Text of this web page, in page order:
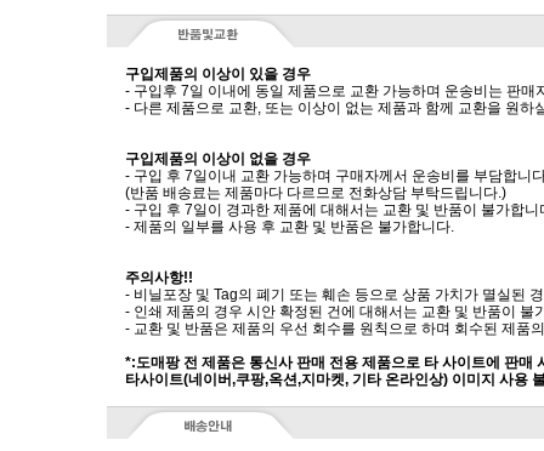
구입제품의 이상이 있을 경우
- 구입후 7일 이내에 동일 제품으로 교환 가능하며 운송비는 판매
- 다른 제품으로 교환, 또는 이상이 없는 제품과 함께 교환을 원하
구입제품의 이상이 없을 경우
- 구입 후 7일이내 교환 가능하며 구매자께서 운송비를 부담합니
(반품 배송료는 제품마다 다르므로 전화상담 부탁드립니다.)
- 구입 후 7일이 경과한 제품에 대해서는 교환 및 반품이 불가합니
- 제품의 일부를 사용 후 교환 및 반품은 불가합니다.
주의사항!!
- 비닐포장 및 Tag의 폐기 또는 훼손 등으로 상품 가치가 멸실된
- 인쇄 제품의 경우 시안 확정된 건에 대해서는 교환 및 반품이 불
- 교환 및 반품은 제품의 우선 회수를 원칙으로 하며 회수된 제품
*:도매팡 전 제품은 통신사 판매 전용 제품으로 타 사이트에 판매
타사이트(네이버,쿠팡,옥션,지마켓, 기타 온라인상) 이미지 사용